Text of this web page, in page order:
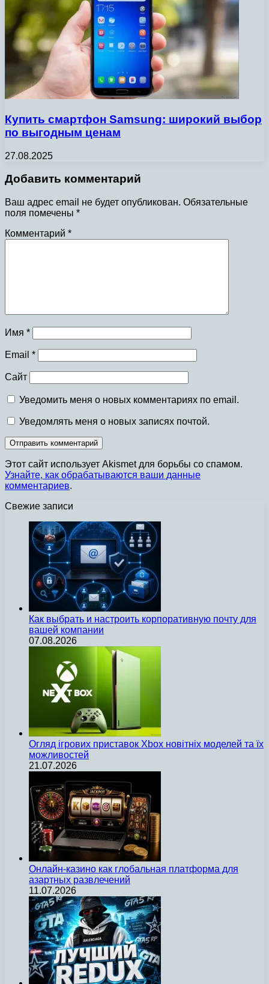
Купить смартфон Samsung: широкий выбор
по выгодным ценам
27.08.2025
Добавить комментарий
Ваш адрес email не будет опубликован. Обязательные
поля помечены *
Комментарий *
Имя *
Email *
Сайт
Уведомить меня о новых комментариях по email.
Уведомлять меня о новых записях почтой.
Этот сайт использует Akismet для борьбы со спамом.
Узнайте, как обрабатываются ваши данные
комментариев.
Свежие записи
Как выбрать и настроить корпоративную почту для
вашей компании
07.08.2026
Огляд ігрових приставок Xbox новітніх моделей та їх
можливостей
21.07.2026
Онлайн-казино как глобальная платформа для
азартных развлечений
11.07.2026